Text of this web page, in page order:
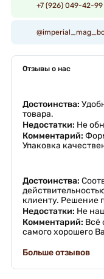
+7 (926) 049-42-99
Отзывы о нас
Достоинства:
товара.
Недостатки: Не
Комментарий:
Упаковка
Достоинства:
клиенту. Решение
Недостатки: Не
Комментарий: Всё
самого хорошего
Больше отзывов